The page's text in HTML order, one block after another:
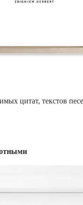
цитат, текстов